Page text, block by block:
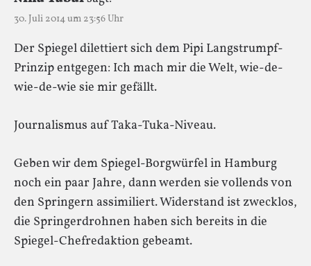
30. Juli 2014 um 23:56 Uhr
Der Spiegel dilettiert sich dem Pipi Langstrumpf-
Prinzip entgegen: Ich mach mir die Welt, wie-de-
wie-de-wie sie mir gefällt.
Journalismus auf Taka-Tuka-Niveau.
Geben wir dem Spiegel-Borgwürfel in Hamburg
noch ein paar Jahre, dann werden sie vollends von
den Springern assimiliert. Widerstand ist zwecklos,
die Springerdrohnen haben sich bereits in die
Spiegel-Chefredaktion gebeamt.